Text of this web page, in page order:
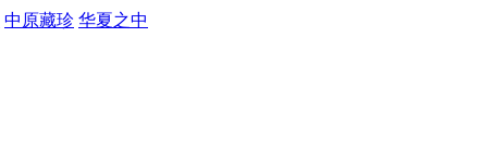
中原藏珍 华夏之中